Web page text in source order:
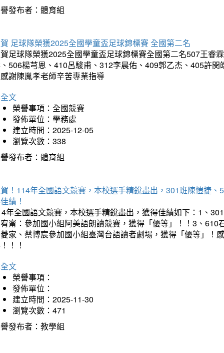
發布者：體育組
足球隊榮獲2025全國學童盃足球錦標賽 全國第二名
足球隊榮獲2025全國學童盃足球錦標賽全國第二名507王睿
506楊芎恩、410呂駿甫、312李晨佑、409郭乙杰、405許
謝陳胤孝老師辛苦專業指導
文
榮譽事項：全國競賽
發佈單位：學務處
建立時間：2025-12-05
瀏覽次數：338
發布者：體育組
！114年全國語文競賽，本校選手精銳盡出，301班陳愷捷
績！
年全國語文競賽，本校選手精銳盡出，獲得佳績如下：1、
甯：參加國小組阿美語朗讀競賽，獲得「優等」！！3、
家、蔡博宸參加國小組臺灣台語讀者劇場，獲得「優等」！
！！
文
榮譽事項：
發佈單位：
建立時間：2025-11-30
瀏覽次數：471
發布者：教學組